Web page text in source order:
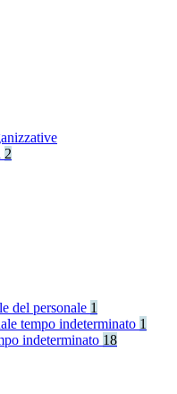
2
del personale 1
tempo indeterminato 1
indeterminato 18